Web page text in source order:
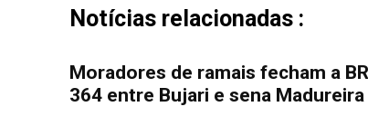
Notícias relacionadas :
Moradores de ramais fecham a
364 entre Bujari e sena Madureira